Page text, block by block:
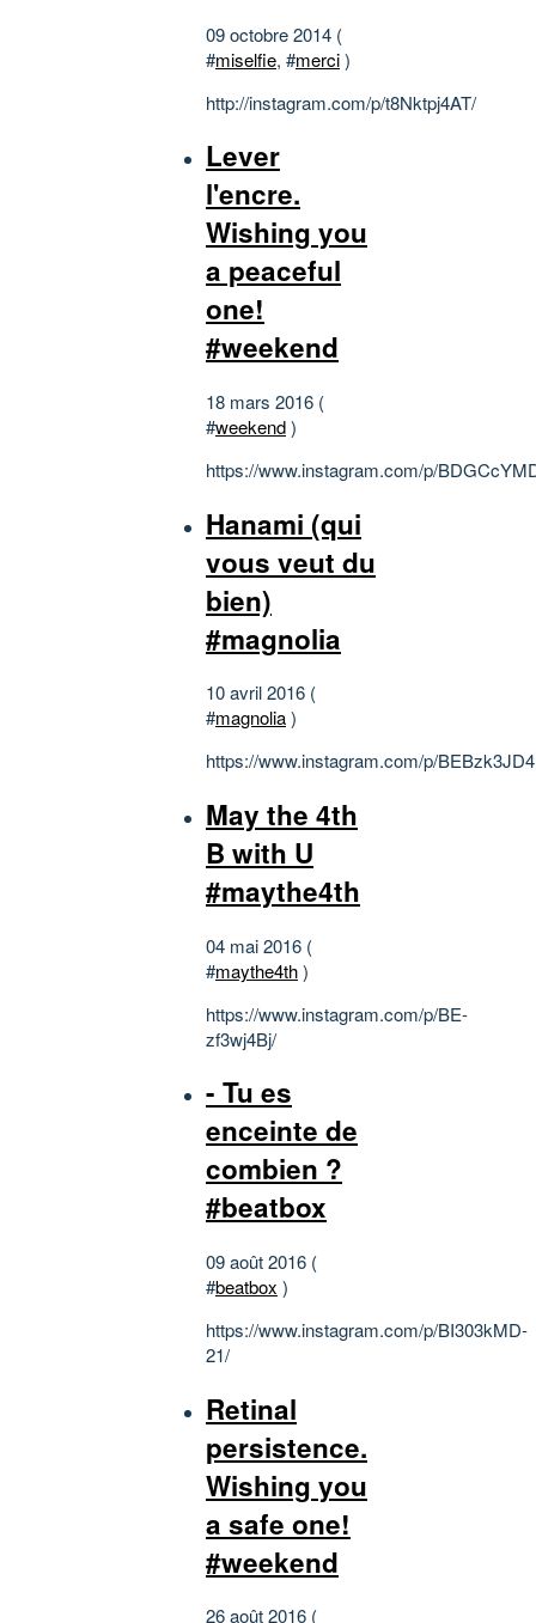
09 octobre 2014 (
#miselfie, #merci)
http://instagram.com/p/t8Nktpj4AT/
Lever
l'encre.
Wishing you
a peaceful
one!
#weekend
18 mars 2016 (
#weekend)
https://www.instagram.com/p/
Hanami (qui
vous veut du
bien)
#magnolia
10 avril 2016 (
#magnolia)
https://www.instagram.com/p/
May the 4th
B with U
#maythe4th
04 mai 2016 (
#maythe4th)
https://www.instagram.com/p/BE-
zf3wj4Bj/
- Tu es
enceinte de
combien ?
#beatbox
09 août 2016 (
#beatbox )
https://www.instagram.com/p/BI303kMD-
21/
Retinal
persistence.
Wishing you
a safe one!
#weekend
26 août 2016 (